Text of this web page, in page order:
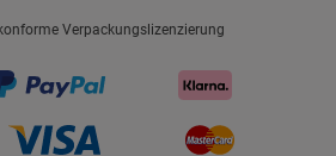
Verpackungslizenzierung